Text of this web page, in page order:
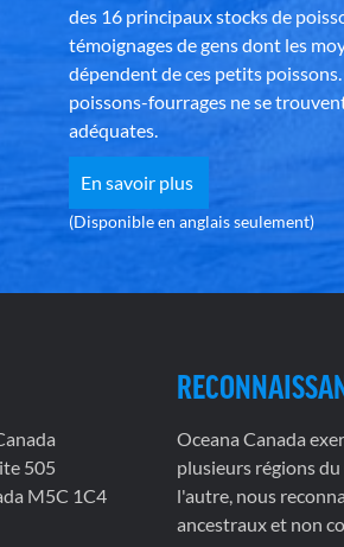
des 16 principaux stocks de
témoignages de gens dont les
dépendent de ces petits
poissons-fourrages ne se
adéquates.
En savoir plus
(Disponible en anglais seulement)
505
M5C 1C4
Oceana Canada
plusieurs régions
l'autre, nous
ancestraux et non